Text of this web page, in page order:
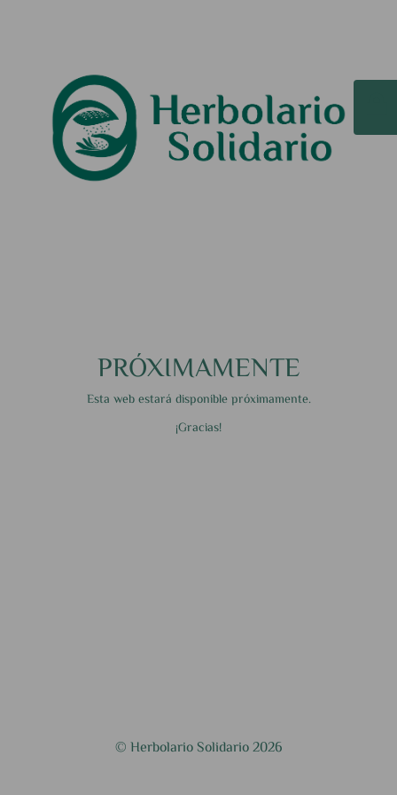
PRÓXIMAMENTE
Esta web estará disponible próximamente.
¡Gracias!
© Herbolario Solidario 2026